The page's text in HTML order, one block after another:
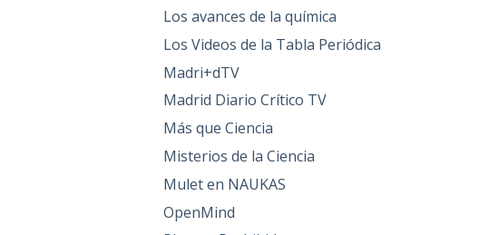
Los avances de la química
Los Videos de la Tabla Periódica
Madri+dTV
Madrid Diario Crítico TV
Más que Ciencia
Misterios de la Ciencia
Mulet en NAUKAS
OpenMind